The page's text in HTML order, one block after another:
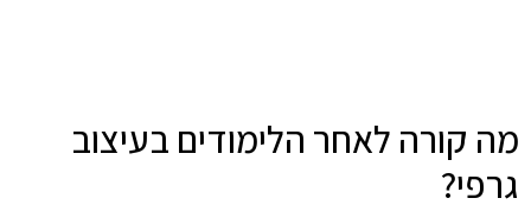
מה קורה לאחר הלימודים בעיצוב
גרפי?